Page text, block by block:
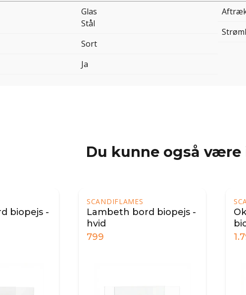
Glas
Stål
Sort
Ja
Du kunne også
biopejs -
SCANDIFLAMES
Lambeth bord biopejs -
hvid
799